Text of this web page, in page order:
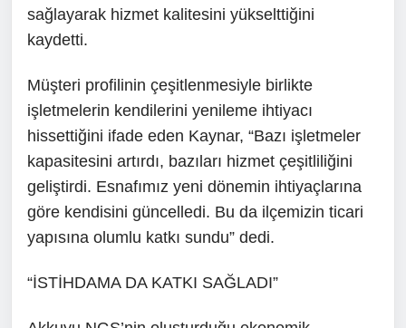
sağlayarak hizmet kalitesini yükselttiğini
kaydetti.
Müşteri profilinin çeşitlenmesiyle birlikte
işletmelerin kendilerini yenileme ihtiyacı
hissettiğini ifade eden Kaynar, “Bazı işletmeler
kapasitesini artırdı, bazıları hizmet çeşitliliğini
geliştirdi. Esnafımız yeni dönemin ihtiyaçlarına
göre kendisini güncelledi. Bu da ilçemizin ticari
yapısına olumlu katkı sundu” dedi.
“İSTİHDAMA DA KATKI SAĞLADI”